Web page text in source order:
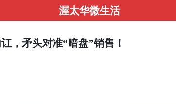
渥太华微生活
，矛头对准“暗盘”销售！